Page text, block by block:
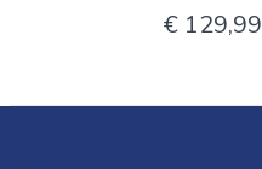
€ 129,99